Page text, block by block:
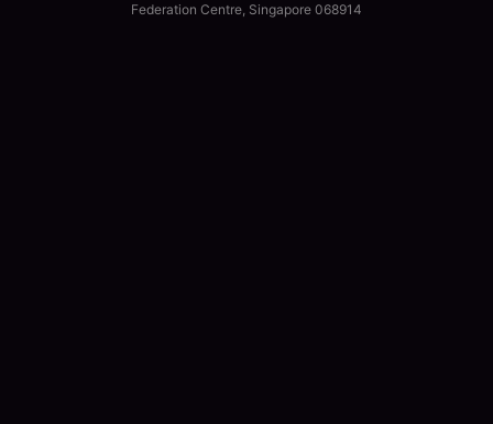
Federation Centre, Singapore 068914